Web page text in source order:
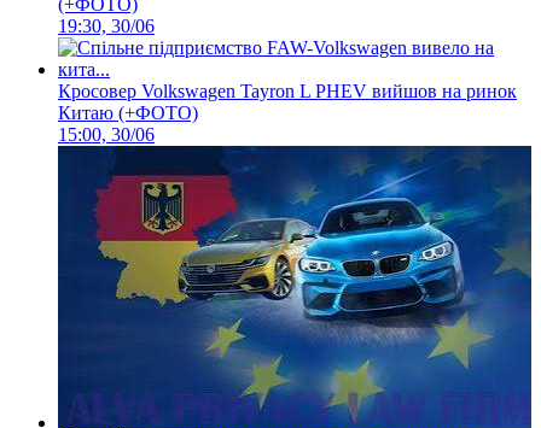
(+ФОТО)
19:30, 30/06
Кросовер Volkswagen Tayron L PHEV вийшов на ринок
Китаю (+ФОТО)
15:00, 30/06